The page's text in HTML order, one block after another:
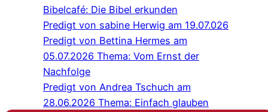
Bibelcafé: Die Bibel erkunden
Predigt von sabine Herwig am 19.07.026
Predigt von Bettina Hermes am
05.07.2026 Thema: Vom Ernst der
Nachfolge
Predigt von Andrea Tschuch am
28.06.2026 Thema: Einfach glauben